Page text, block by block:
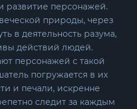
развитие персонажей.
природы, через
в деятельность разума,
действий людей.
персонажей с такой
погружается в их
и печали, искренне
следит за каждым